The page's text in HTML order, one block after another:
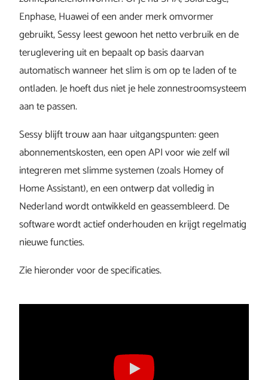
Enphase, Huawei of een ander merk omvormer
gebruikt, Sessy leest gewoon het netto verbruik en de
teruglevering uit en bepaalt op basis daarvan
automatisch wanneer het slim is om op te laden of te
ontladen. Je hoeft dus niet je hele zonnestroomsysteem
aan te passen.
Sessy blijft trouw aan haar uitgangspunten: geen
abonnementskosten, een open API voor wie zelf wil
integreren met slimme systemen (zoals Homey of
Home Assistant), en een ontwerp dat volledig in
Nederland wordt ontwikkeld en geassembleerd. De
software wordt actief onderhouden en krijgt regelmatig
nieuwe functies.
Zie hieronder voor de specificaties.